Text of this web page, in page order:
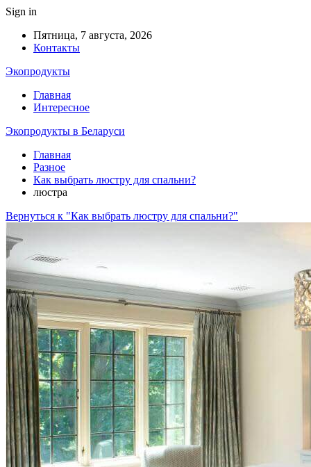
Sign in
Пятница, 7 августа, 2026
Контакты
Экопродукты
Главная
Интересное
Экопродукты в Беларуси
Главная
Разное
Как выбрать люстру для спальни?
люстра
Вернуться к "Как выбрать люстру для спальни?"